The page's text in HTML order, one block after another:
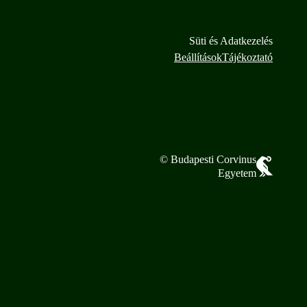
Süti és Adatkezelés
BeállításokTájékoztató
© Budapesti Corvinus
Egyetem